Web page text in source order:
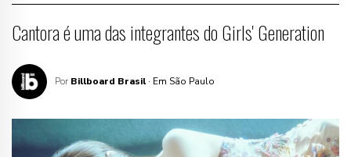
Cantora é uma das integrantes do Girls' Generation
Por Billboard Brasil · Em São Paulo